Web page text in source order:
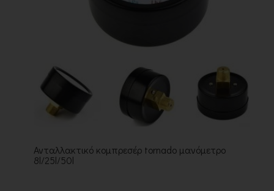
Ανταλλακτικό κομπρεσέρ tornado μανόμετρο
8l/25l/50l